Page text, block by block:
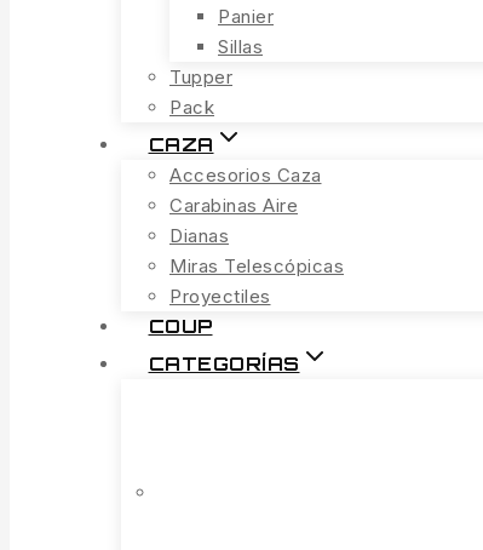
Panier
Sillas
Tupper
Pack
CAZA
Accesorios Caza
Carabinas Aire
Dianas
Miras Telescópicas
Proyectiles
COUP
CATEGORÍAS